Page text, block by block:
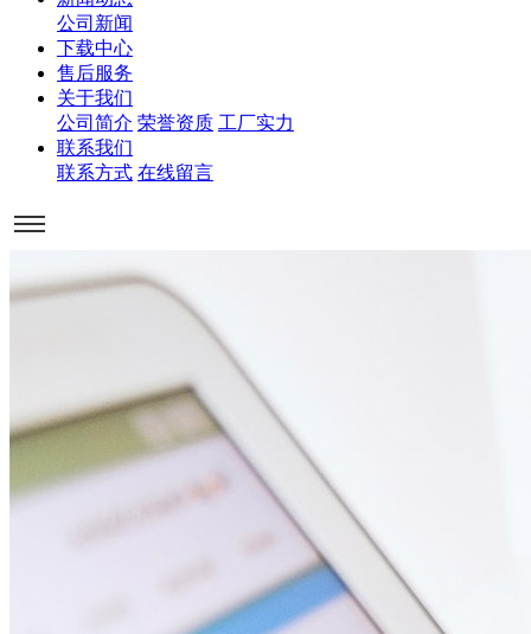
公司新闻
下载中心
售后服务
关于我们
公司简介 荣誉资质 工厂实力
联系我们
联系方式 在线留言